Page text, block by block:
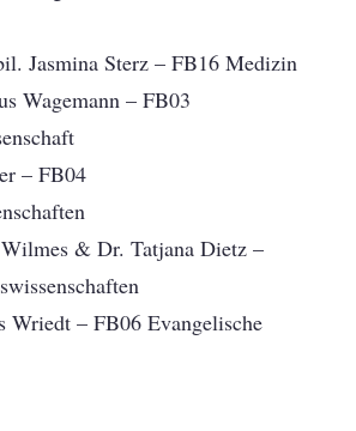
Jasmina Sterz – FB16 Medizin
Wagemann – FB03
– FB04
& Dr. Tatjana Dietz –
Wriedt – FB06 Evangelische